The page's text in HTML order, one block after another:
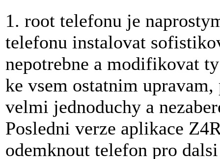
1. root telefonu je
telefonu instalovat
nepotrebne a modifikovat
ke vsem ostatnim
velmi jednoduchy a
Posledni verze aplikace
odemknout telefon pro